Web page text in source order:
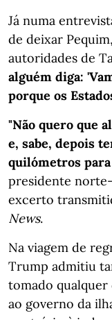
Já numa
de deixar
autoridades de
alguém diga:
porque os
"Não quero que
e, sabe, depois
quilómetros
presidente
excerto
News.
Na viagem de
Trump admitiu
tomado qualquer
ao governo da